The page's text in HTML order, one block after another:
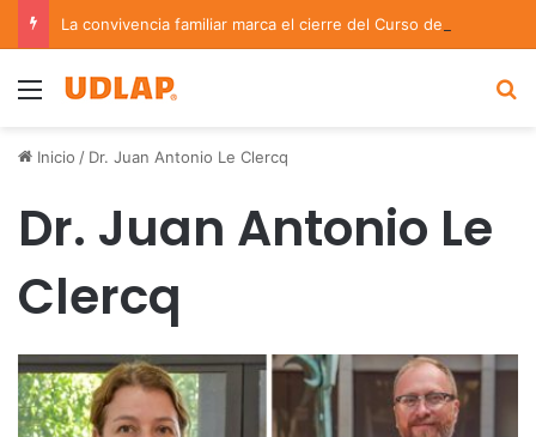
Menu
Inicio / Dr. Juan Antonio Le Clercq
Dr. Juan Antonio Le
Clercq